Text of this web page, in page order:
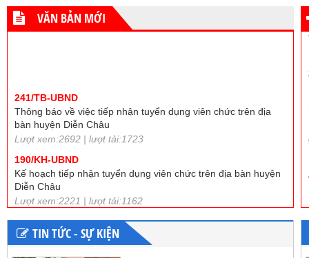
VĂN BẢN MỚI
Thông báo về việc tiếp nhận tuyển dụng viên chức trên địa
bàn huyện Diễn Châu
Lượt xem:2692 | lượt tải:1723
190/KH-UBND
Kế hoạch tiếp nhận tuyển dụng viên chức trên địa bàn huyện
Diễn Châu
Lượt xem:2221 | lượt tải:1162
97/TB-UBND
2022 trên địa bàn huyện Diễn Châu
Lượt xem:2475 | lượt tải:1187
TIN TỨC - SỰ KIỆN